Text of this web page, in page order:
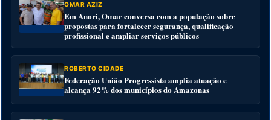
OMAR AZIZ
Em Anori, Omar conversa com a população sobre
propostas para fortalecer segurança, qualificação
profissional e ampliar serviços públicos
ROBERTO CIDADE
Federação União Progressista amplia atuação e
alcança 92% dos municípios do Amazonas